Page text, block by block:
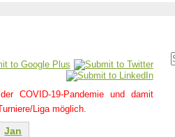
COVID-19-Pandemie und damit
Liga möglich.
Jan